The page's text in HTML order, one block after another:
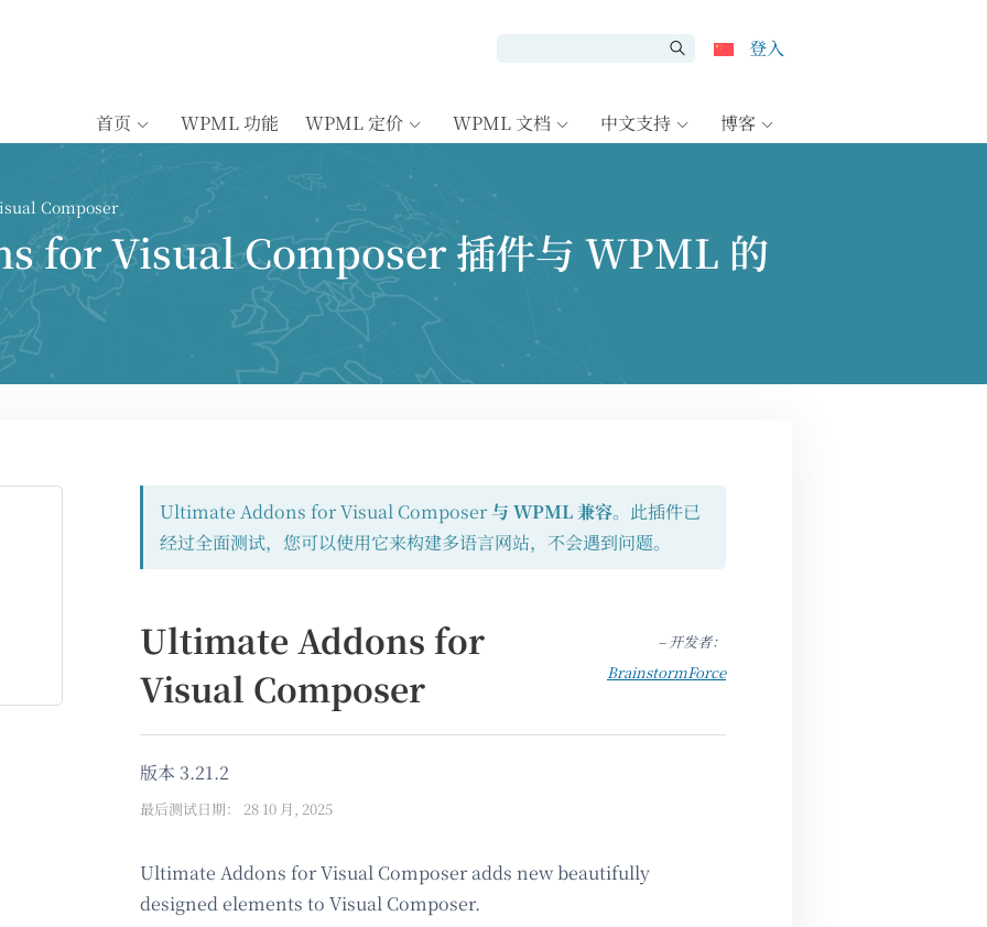
登入
首页 WPML 功能 WPML 定价 WPML 文档 中文支持 博客
Composer
for Visual Composer 插件与 WPML 的
Ultimate Addons for Visual Composer与 WPML 兼容。此插件已
经过全面测试，您可以使用它来构建多语言网站，不会遇到问题。
Ultimate Addons for
Visual Composer
– 开发者：
BrainstormForce
版本 3.21.2
最后测试日期： 28 10 月, 2025
Ultimate Addons for Visual Composer adds new beautifully
designed elements to Visual Composer.